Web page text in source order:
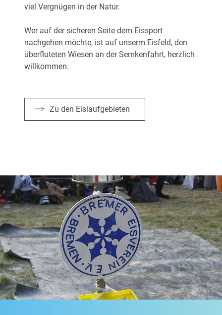
viel Vergnügen in der Natur.
Wer auf der sicheren Seite dem Eissport
nachgehen möchte, ist auf unserm Eisfeld, den
überfluteten Wiesen an der Semkenfahrt, herzlich
willkommen.
Zu den Eislaufgebieten